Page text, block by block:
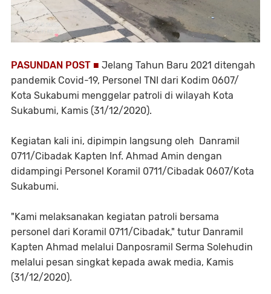
PASUNDAN POST ■ Jelang Tahun Baru 2021 ditengah
pandemik Covid-19, Personel TNI dari Kodim 0607/
Kota Sukabumi menggelar patroli di wilayah Kota
Sukabumi, Kamis (31/12/2020).
Kegiatan kali ini, dipimpin langsung oleh Danramil
0711/Cibadak Kapten Inf. Ahmad Amin dengan
didampingi Personel Koramil 0711/Cibadak 0607/Kota
Sukabumi.
"Kami melaksanakan kegiatan patroli bersama
personel dari Koramil 0711/Cibadak," tutur Danramil
Kapten Ahmad melalui Danposramil Serma Solehudin
melalui pesan singkat kepada awak media, Kamis
(31/12/2020).